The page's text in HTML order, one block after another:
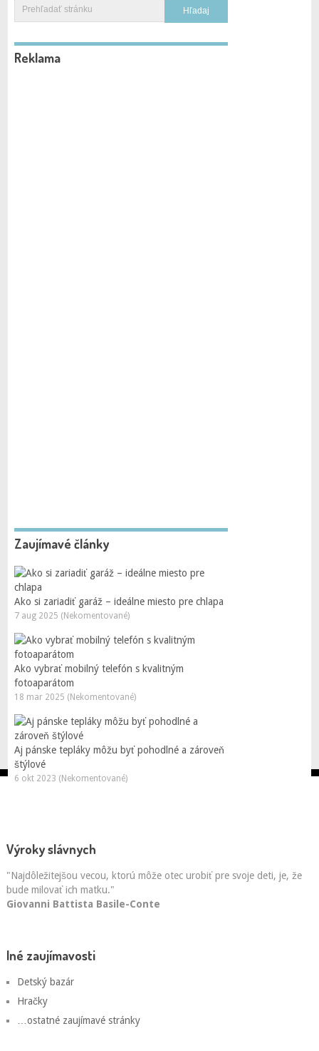
Reklama
Zaujímavé články
Ako si zariadiť garáž – ideálne miesto pre chlapa
7 aug 2025 (Nekomentované)
Ako vybrať mobilný telefón s kvalitným
fotoaparátom
18 mar 2025 (Nekomentované)
Aj pánske tepláky môžu byť pohodlné a zároveň
štýlové
6 okt 2023 (Nekomentované)
Výroky slávnych
"Najdôležitejšou vecou, ktorú môže otec urobiť pre svoje deti, je, že
bude milovať ich matku."
Giovanni Battista Basile-Conte
Iné zaujímavosti
Detský bazár
Hračky
…ostatné zaujímavé stránky